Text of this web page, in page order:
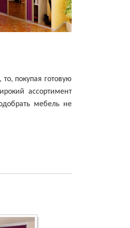
покупая готовую
ассортимент
мебель не